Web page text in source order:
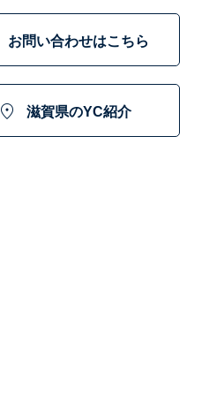
お問い合わせはこちら
 滋賀県のYC紹介